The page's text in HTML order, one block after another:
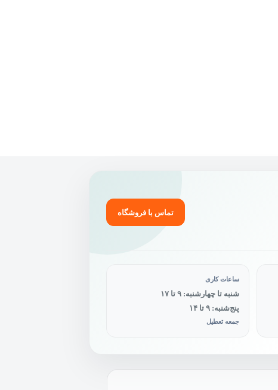
تماس با فروشگاه
ساعات کاری
شنبه تا چهارشنبه: ۹ تا ۱۷
پنج‌شنبه: ۹ تا ۱۴
جمعه تعطیل